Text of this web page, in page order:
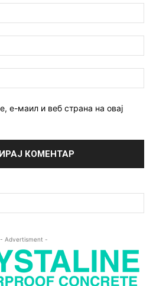
е-маил и веб страна на овај
- Advertisment -